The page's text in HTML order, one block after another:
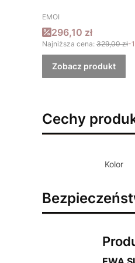
PRODUCENT
EMOI
Cena promocyjna
296,10 zł
Najniższa cena: 329,00 zł-
Zobacz produkt
Cechy
Kolor